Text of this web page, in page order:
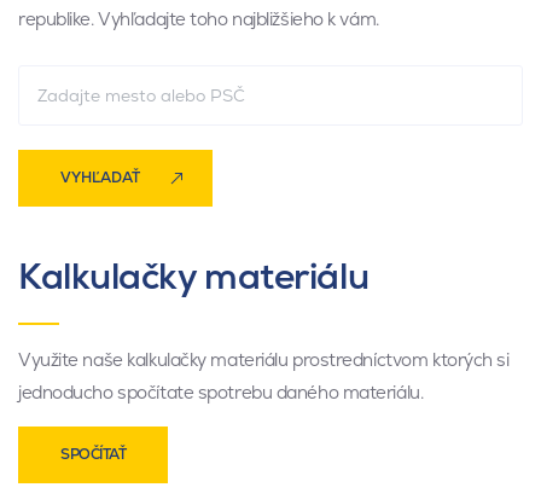
republike. Vyhľadajte toho najbližšieho k vám.
VYHĽADAŤ
Kalkulačky materiálu
Využite naše kalkulačky materiálu prostredníctvom ktorých si
jednoducho spočítate spotrebu daného materiálu.
SPOČÍTAŤ